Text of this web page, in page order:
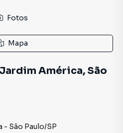
Fotos
Mapa
América, São
- São Paulo/SP